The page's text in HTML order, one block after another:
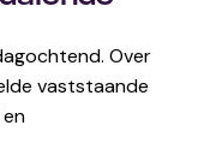
Over
vaststaande